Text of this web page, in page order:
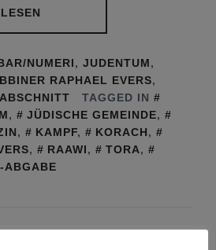
NUMERI, JUDENTUM,
RAPHAEL EVERS,
TAGGED IN
, JÜDISCHE GEMEINDE,
, KAMPF, KORACH,
, RAAWI, TORA,
ABGABE